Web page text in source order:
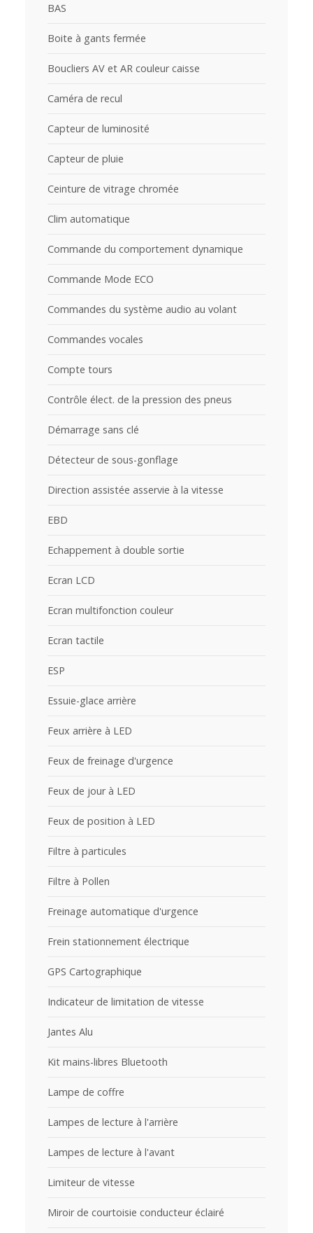
BAS
Boite à gants fermée
Boucliers AV et AR couleur caisse
Caméra de recul
Capteur de luminosité
Capteur de pluie
Ceinture de vitrage chromée
Clim automatique
Commande du comportement dynamique
Commande Mode ECO
Commandes du système audio au volant
Commandes vocales
Compte tours
Contrôle élect. de la pression des pneus
Démarrage sans clé
Détecteur de sous-gonflage
Direction assistée asservie à la vitesse
EBD
Echappement à double sortie
Ecran LCD
Ecran multifonction couleur
Ecran tactile
ESP
Essuie-glace arrière
Feux arrière à LED
Feux de freinage d'urgence
Feux de jour à LED
Feux de position à LED
Filtre à particules
Filtre à Pollen
Freinage automatique d'urgence
Frein stationnement électrique
GPS Cartographique
Indicateur de limitation de vitesse
Jantes Alu
Kit mains-libres Bluetooth
Lampe de coffre
Lampes de lecture à l'arrière
Lampes de lecture à l'avant
Limiteur de vitesse
Miroir de courtoisie conducteur éclairé